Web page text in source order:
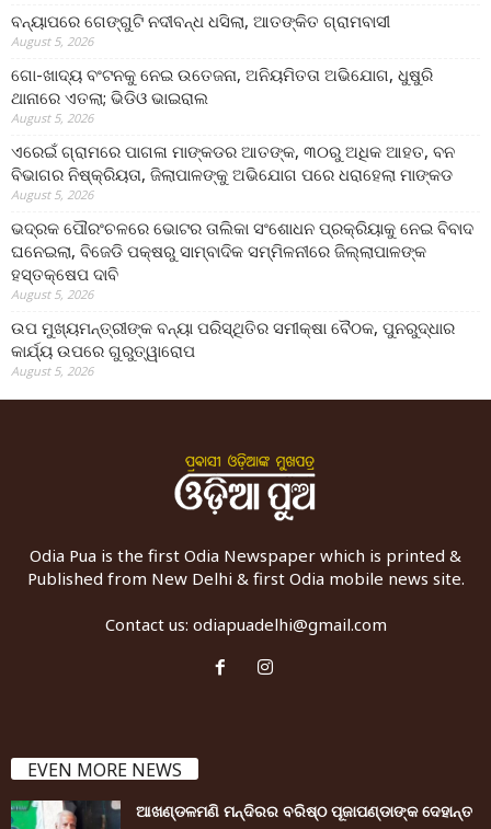
ବନ୍ୟାପରେ ଗେଙ୍ଗୁଟି ନଦୀବନ୍ଧ ଧସିଲା, ଆତଙ୍କିତ ଗ୍ରାମବାସୀ
August 5, 2026
ଗୋ-ଖାଦ୍ୟ ବଂଟନକୁ ନେଇ ଉତେଜନା, ଅନିୟମିତତା ଅଭିଯୋଗ, ଧୁଷୁରି
ଥାନାରେ ଏତଲା; ଭିଡିଓ ଭାଇରାଲ
August 5, 2026
ଏରେଇଁ ଗ୍ରାମରେ ପାଗଳା ମାଙ୍କଡର ଆତଙ୍କ, ୩୦ରୁ ଅଧିକ ଆହତ, ବନ
ବିଭାଗର ନିଷ୍କ୍ରିୟତା, ଜିଲାପାଳଙ୍କୁ ଅଭିଯୋଗ ପରେ ଧରାହେଲା ମାଙ୍କଡ
August 5, 2026
ଭଦ୍ରକ ପୌରଂଚଳରେ ଭୋଟର ତାଲିକା ସଂଶୋଧନ ପ୍ରକ୍ରିୟାକୁ ନେଇ ବିବାଦ
ଘନେଇଲା, ବିଜେଡି ପକ୍ଷରୁ ସାମ୍ବାଦିକ ସମ୍ମିଳନୀରେ ଜିଲ୍ଲାପାଳଙ୍କ
ହସ୍ତକ୍ଷେପ ଦାବି
August 5, 2026
ଉପ ମୁଖ୍ୟମନ୍ତ୍ରୀଙ୍କ ବନ୍ୟା ପରିସ୍ଥିତିର ସମୀକ୍ଷା ବୈଠକ, ପୁନରୁଦ୍ଧାର
କାର୍ଯ୍ୟ ଉପରେ ଗୁରୁତ୍ୱାରୋପ
August 5, 2026
Odia Pua is the first Odia Newspaper which is printed &
Published from New Delhi & first Odia mobile news site.
Contact us: odiapuadelhi@gmail.com
EVEN MORE NEWS
ଆଖଣ୍ଡଳମଣି ମନ୍ଦିରର ବରିଷ୍ଠ ପୂଜାପଣ୍ଡାଙ୍କ ଦେହାନ୍ତ